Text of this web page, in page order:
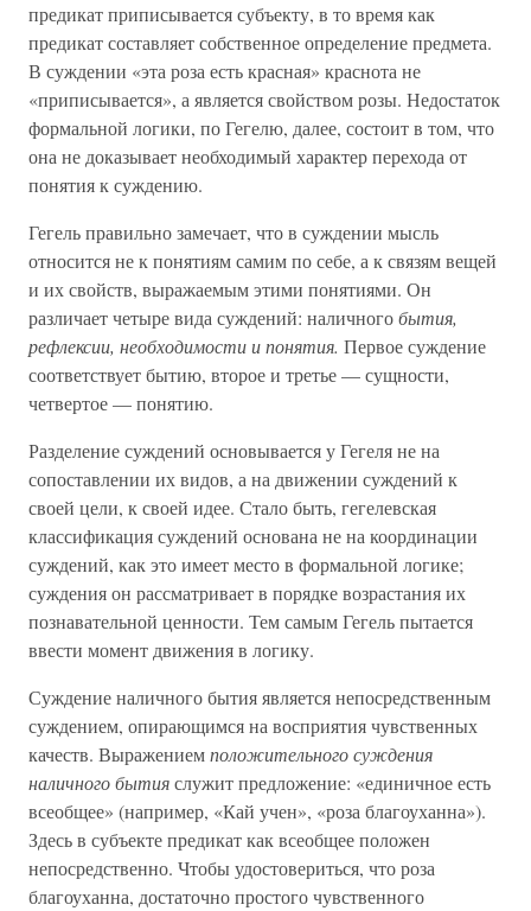
предикат приписывается субъекту, в то время как
предикат составляет собственное определение предмета.
В суждении «эта роза есть красная» краснота не
«приписывается», а является свойством розы. Недостаток
формальной логики, по Гегелю, далее, состоит в том, что
она не доказывает необходимый характер перехода от
понятия к суждению.
Гегель правильно замечает, что в суждении мысль
относится не к понятиям самим по себе, а к связям вещей
и их свойств, выражаемым этими понятиями. Он
различает четыре вида суждений: наличногобытия,
рефлексии, необходимости и понятия. Первое суждение
соответствует бытию, второе и третье — сущности,
четвертое — понятию.
Разделение суждений основывается у Гегеля не на
сопоставлении их видов, а на движении суждений к
своей цели, к своей идее. Стало быть, гегелевская
классификация суждений основана не на координации
суждений, как это имеет место в формальной логике;
суждения он рассматривает в порядке возрастания их
познавательной ценности. Тем самым Гегель пытается
ввести момент движения в логику.
Суждение наличного бытия является непосредственным
суждением, опирающимся на восприятия чувственных
качеств. Выражениемположительного суждения
наличного бытияслужит предложение: «единичное есть
всеобщее» (например, «Кай учен», «роза благоуханна»).
Здесь в субъекте предикат как всеобщее положен
непосредственно. Чтобы удостовериться, что роза
благоуханна, достаточно простого чувственного